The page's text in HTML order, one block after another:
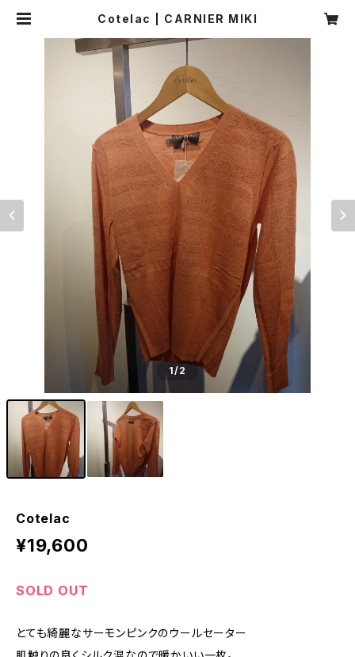
Cotelac | CARNIER MIKI
1/2
Cotelac
¥19,600
SOLD OUT
とても綺麗なサーモンピンクのウールセーター